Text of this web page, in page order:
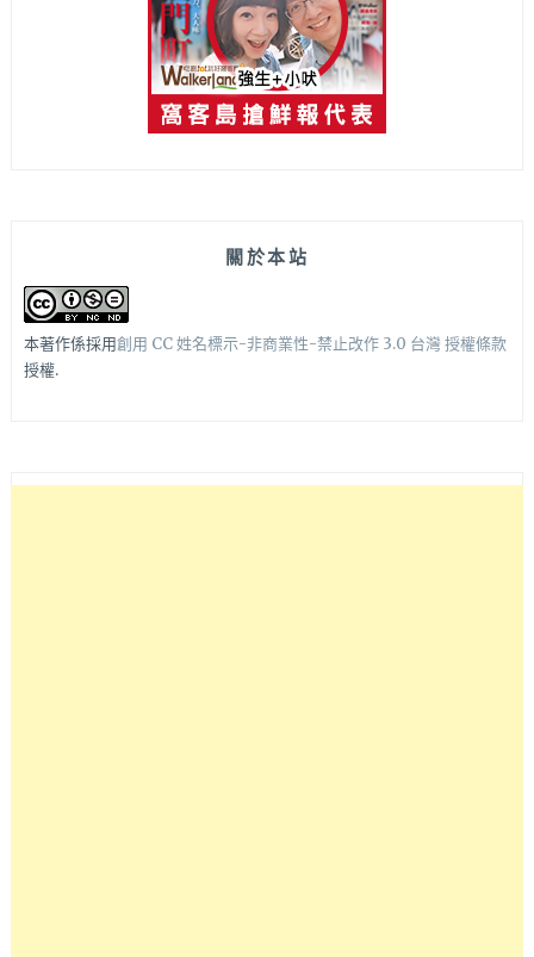
關於本站
本著作係採用創用 CC 姓名標示-非商業性-禁止改作 3.0 台灣 授權條款
授權.